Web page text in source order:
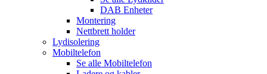
DAB Enheter
Montering
Nettbrett holder
Lydisolering
Mobiltelefon
Se alle Mobiltelefon